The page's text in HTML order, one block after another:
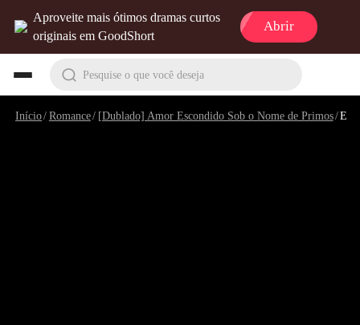
Aproveite mais ótimos dramas curtos
originais em GoodShort
Abrir
Pesquise o que você deseja
Início/Romance/ [Dublado] Amor Escondido Sob o Nome de Primos/Episódio 7